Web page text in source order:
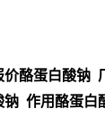
酪蛋白酸钠
作用酪蛋